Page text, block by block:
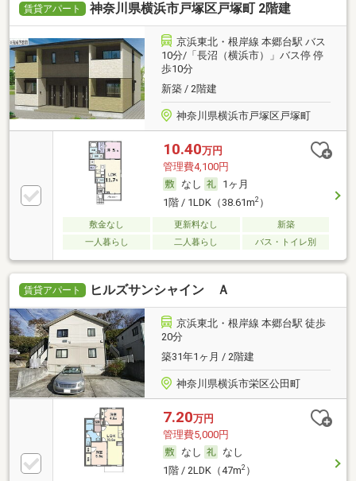
賃貸アパート 神奈川県横浜市戸塚区戸塚町 2階建
京浜東北・根岸線 本郷台駅 バス
10分/「長沼（横浜市）」バス停 停
歩10分
新築 / 2階建
神奈川県横浜市戸塚区戸塚町
10.40万円
管理費4,100円
なし
1ヶ月
1階 / 1LDK（38.61m2）
敷金なし 更新料なし
新築
一人暮らし
二人暮らし バス・トイレ別
賃貸アパート ヒルズサンシャイン Ａ
京浜東北・根岸線 本郷台駅 徒歩
20分
築31年1ヶ月 / 2階建
神奈川県横浜市栄区公田町
7.20万円
管理費5,000円
なし
なし
1階 / 2LDK（47m2）